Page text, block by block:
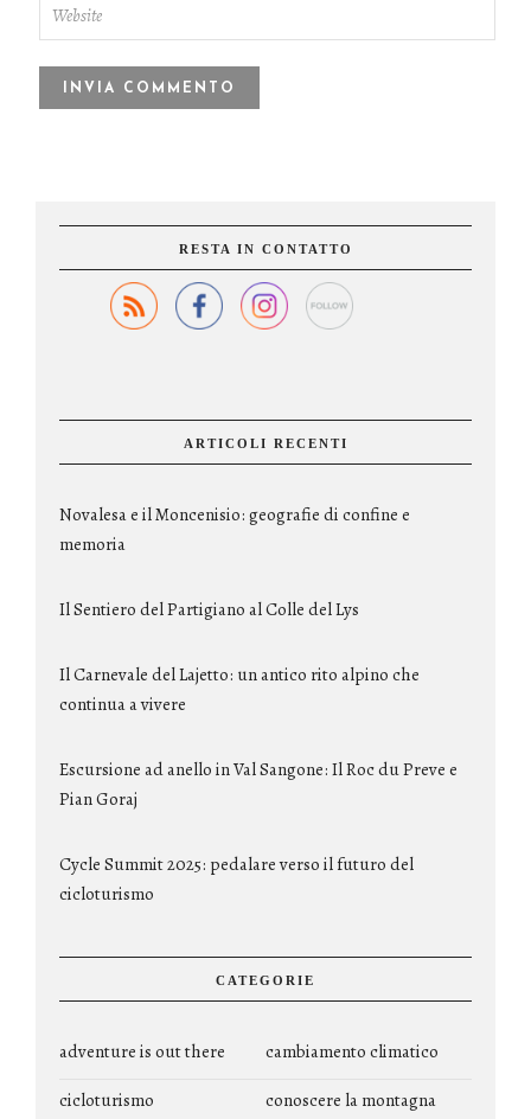
RESTA IN CONTATTO
ARTICOLI RECENTI
Novalesa e il Moncenisio: geografie di confine e
memoria
Il Sentiero del Partigiano al Colle del Lys
Il Carnevale del Lajetto: un antico rito alpino che
continua a vivere
Escursione ad anello in Val Sangone: Il Roc du Preve e
Pian Goraj
Cycle Summit 2025: pedalare verso il futuro del
cicloturismo
CATEGORIE
adventure is out there cambiamento climatico
cicloturismo conoscere la montagna